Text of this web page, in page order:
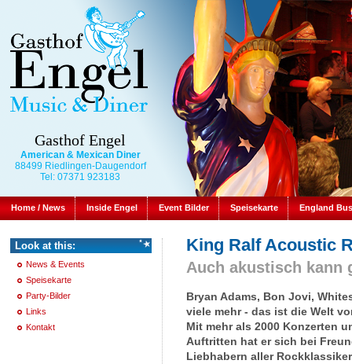
Gasthof Engel
American & Mexican Diner
88499 Riedlingen-Daugendorf
Tel: 07371 923183
Home / News Inside Engel Event Bilder Speisekarte England Bus
Look at this:
News & Events
Speisekarte
Party-Bilder
Links
Kontakt
King Ralf Acoustic
Auch akustisch kann
Bryan Adams, Bon Jovi,
viele mehr - das ist die Welt
Mit mehr als 2000 Konzerten
Auftritten hat er sich bei
Liebhabern aller